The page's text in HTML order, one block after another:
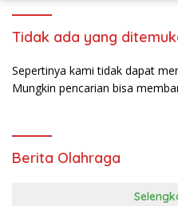
Tidak ada yang
Sepertinya kami tidak dapat
Mungkin pencarian bisa
Berita Olahraga